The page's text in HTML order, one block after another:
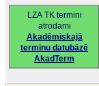
LZA TK termini
atrodami
Akadēmiskajā
terminu datubāzē
AkadTerm